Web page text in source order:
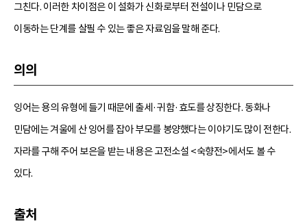
그친다. 이러한 차이점은 이 설화가 신화로부터 전설이나 민담으로
이동하는 단계를 살필 수 있는 좋은 자료임을 말해 준다.
의의
잉어는 용의 유형에 들기 때문에 출세·귀함·효도를 상징한다. 동화나
민담에는 겨울에 산 잉어를 잡아 부모를 봉양했다는 이야기도 많이 전한다.
자라를 구해 주어 보은을 받는 내용은 고전소설 <숙향전>에서도 볼 수
있다.
출처